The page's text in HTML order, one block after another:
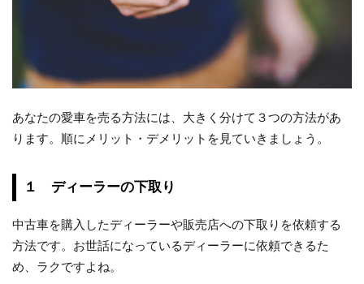
あなたの愛車を売る方法には、大きく分けて３つの方法があ
ります。順にメリット・デメリットを見ていきましょう。
１ ディーラーの下取り
中古車を購入したディーラーや販売店への下取りを依頼する
方法です。お世話になっているディーラーに依頼できるた
め、ラクですよね。